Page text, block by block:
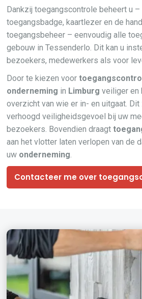
Dankzij toegangscontrole beheert u –
toegangsbadge, kaartlezer en de
toegangsbeheer – eenvoudig alle
gebouw in Tessenderlo. Dit kan u
bezoekers, medewerkers als voor
Door te kiezen voor
onderneming in Limburg veiliger en
overzicht van wie er in- en uitgaat.
verhoogd veiligheidsgevoel bij uw
bezoekers. Bovendien draagt
aan het vlotter laten verlopen van de
uw onderneming.
Contacteer me over